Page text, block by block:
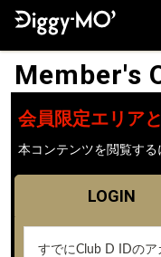
Member's
会員限定エリア
本コンテンツを閲覧する
LOGIN
すでにClub D IDのア